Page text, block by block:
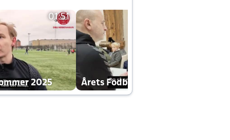
01:51
2025 Årets Fodboldklub 2025 mp4